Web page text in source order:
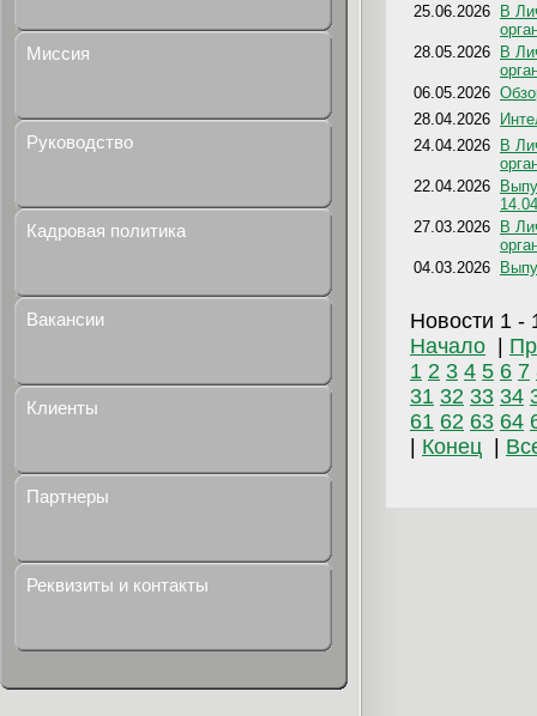
Миссия
Руководство
Кадровая политика
Вакансии
Клиенты
Партнеры
Реквизиты и контакты
25.06.2026
В
28.05.2026
В
06.05.2026
28.04.2026
24.04.2026
В
22.04.2026
27.03.2026
В
04.03.2026
Новости 1 -
Начало
1 2 3 4 5 6 7
31 32 33 34
61 62 63 64
Конец